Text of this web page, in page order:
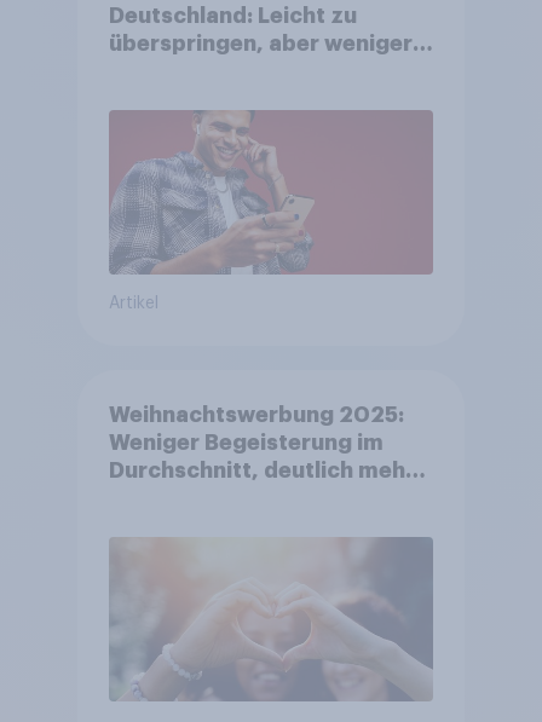
Deutschland: Leicht zu
überspringen, aber weniger
Artikel
Weihnachtswerbung 2025:
Weniger Begeisterung im
Durchschnitt, deutlich mehr